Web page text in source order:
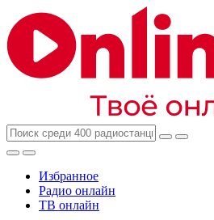
Избранное
Радио онлайн
ТВ онлайн